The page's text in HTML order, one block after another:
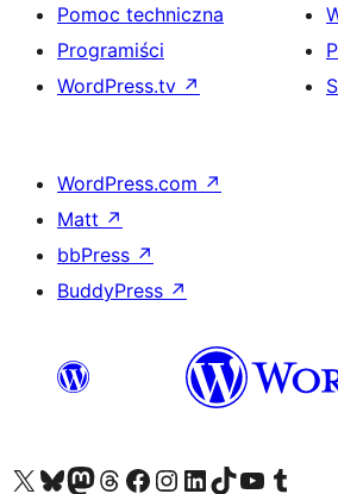
Pomoc techniczna
Programiści
WordPress.tv ↗
WordPress.com ↗
Matt ↗
bbPress ↗
BuddyPress ↗
Odwiedź nasze konto X (dawniej Twitter)
Odwiedź nasze konto Bluesky
Odwiedź nasze konto na Mastodoncie
Odwiedź naszego Threadsa
Odwiedź naszego Facebooka
Odwiedź nasze konto na Instagramie
Odwiedź nasze konto na LinkedIn
Odwiedź naszego TikToka
Odwiedź nasz kanał YouTube
Odwiedź naszego